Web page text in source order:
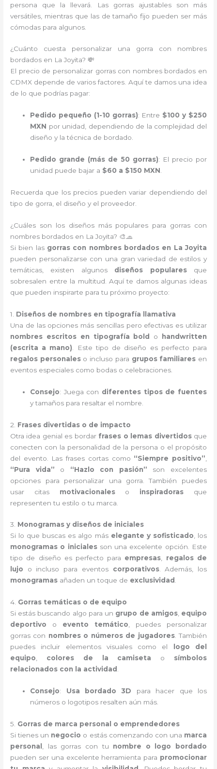
persona que la llevará. Las gorras ajustables son más
versátiles, mientras que las de tamaño fijo pueden ser más
cómodas para algunos.
¿Cuánto cuesta personalizar una gorra con nombres
bordados en La Joyita? 💸
El precio de personalizar gorras con nombres bordados en
CDMX depende de varios factores. Aquí te damos una idea
de lo que podrías pagar:
Pedido pequeño (1-10 gorras): Entre $100 y $250
MXN por unidad, dependiendo de la complejidad del
diseño y la técnica de bordado.
Pedido grande (más de 50 gorras): El precio por
unidad puede bajar a $60 a $150 MXN
Recuerda que los precios pueden variar dependiendo del
tipo de gorra, el diseño y el proveedor.
¿Cuáles son los diseños más populares para gorras con
nombres bordados en La Joyita? 🎨🧢
Si bien las gorras con nombres bordados en La Joyita
pueden personalizarse con una gran variedad de estilos y
temáticas, existen algunos diseños popularesque
sobresalen entre la multitud. Aquí te damos algunas ideas
que pueden inspirarte para tu próximo proyecto:
1. Diseños de nombres en tipografía llamativa
Una de las opciones más sencillas pero efectivas es utilizar
nombres escritos en tipografía bold
o
handwritten
(escrita a mano) . Este tipo de diseño es perfecto para
regalos personaleso incluso para grupos familiares en
eventos especiales como bodas o celebraciones.
Consejo: Juega con diferentes tipos de fuentes
y tamaños para resaltar el nombre.
2. Frases divertidas o de impacto
Otra idea genial es bordar frases o lemas divertidosque
conecten con la personalidad de la persona o el propósito
del evento. Las frases cortas como “Siempre positivo”
“Pura vida” o “Hazlo con pasión” son excelentes
opciones para personalizar una gorra. También puedes
usar citas motivacionaleso inspiradoras que
representen tu estilo o tu marca.
3. Monogramas y diseños de iniciales
Si lo que buscas es algo más elegante y sofisticado, los
monogramas o inicialesson una excelente opción. Este
tipo de diseño es perfecto para empresas, regalos de
lujo o incluso para eventos corporativos. Además, los
monogramas añaden un toque de exclusividad .
4. Gorras temáticas o de equipo
Si estás buscando algo para un grupo de amigos, equipo
deportivo o evento temático, puedes personalizar
gorras con nombres o números de jugadores. También
puedes incluir elementos visuales como el
logo del
equipo, colores de la camiseta o símbolos
relacionados con la actividad .
Consejo: Usa bordado 3D para hacer que los
números o logotipos resalten aún más.
5. Gorras de marca personal o emprendedores
Si tienes un negocio o estás comenzando con una marca
personal
, las gorras con tu nombre o logo bordado
pueden ser una excelente herramienta para promocionar